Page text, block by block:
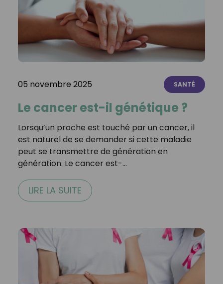
05 novembre 2025 SANTÉ
Le cancer est-il génétique ?
Lorsqu’un proche est touché par un cancer, il
est naturel de se demander si cette maladie
peut se transmettre de génération en
génération. Le cancer est-…
LIRE LA SUITE